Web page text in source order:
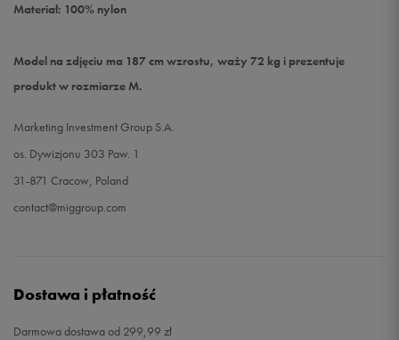
Materiał: 100% nylon
Model na zdjęciu ma 187 cm wzrostu, waży 72 kg i prezentuje
produkt w rozmiarze M.
Marketing Investment Group S.A.
os. Dywizjonu 303 Paw. 1
31-871 Cracow, Poland
contact@miggroup.com
Dostawa i płatność
Darmowa dostawa od 299,99 zł